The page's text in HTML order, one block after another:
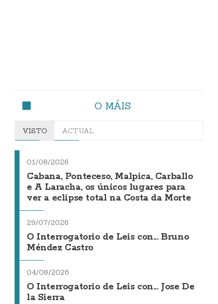
O MÁIS
VISTO ACTUAL
01/08/2026
Cabana, Ponteceso, Malpica, Carballo
e A Laracha, os únicos lugares para
ver a eclipse total na Costa da Morte
29/07/2026
O Interrogatorio de Leis con... Bruno
Méndez Castro
04/08/2026
O Interrogatorio de Leis con... Jose De
la Sierra